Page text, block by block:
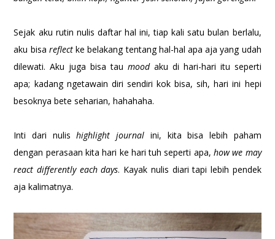
Sejak aku rutin nulis daftar hal ini, tiap kali satu bulan berlalu,
aku bisa reflectke belakang tentang hal-hal apa aja yang udah
dilewati. Aku juga bisa tau mood aku di hari-hari itu seperti
apa; kadang ngetawain diri sendiri kok bisa, sih, hari ini hepi
besoknya bete seharian, hahahaha.
Inti dari nulishighlight journal ini, kita bisa lebih paham
dengan perasaan kita hari ke hari tuh seperti apa,how we may
react differently each days. Kayak nulis diari tapi lebih pendek
aja kalimatnya.